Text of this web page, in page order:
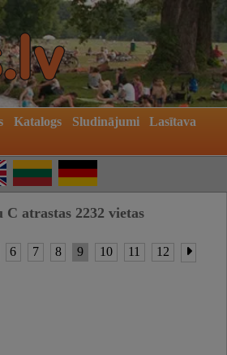
Katalogs Sludinājumi
Lasītava
atrastas 2232 vietas
6 7 8 9 10 11 12